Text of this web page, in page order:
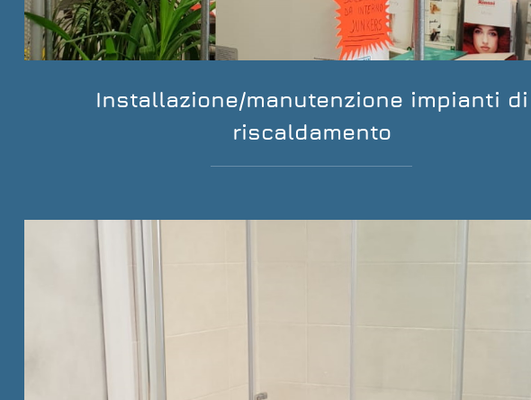
Installazione/manutenzione impianti di
riscaldamento